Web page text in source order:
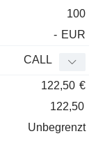
100
- EUR
CALL
122,50 €
122,50
Unbegrenzt